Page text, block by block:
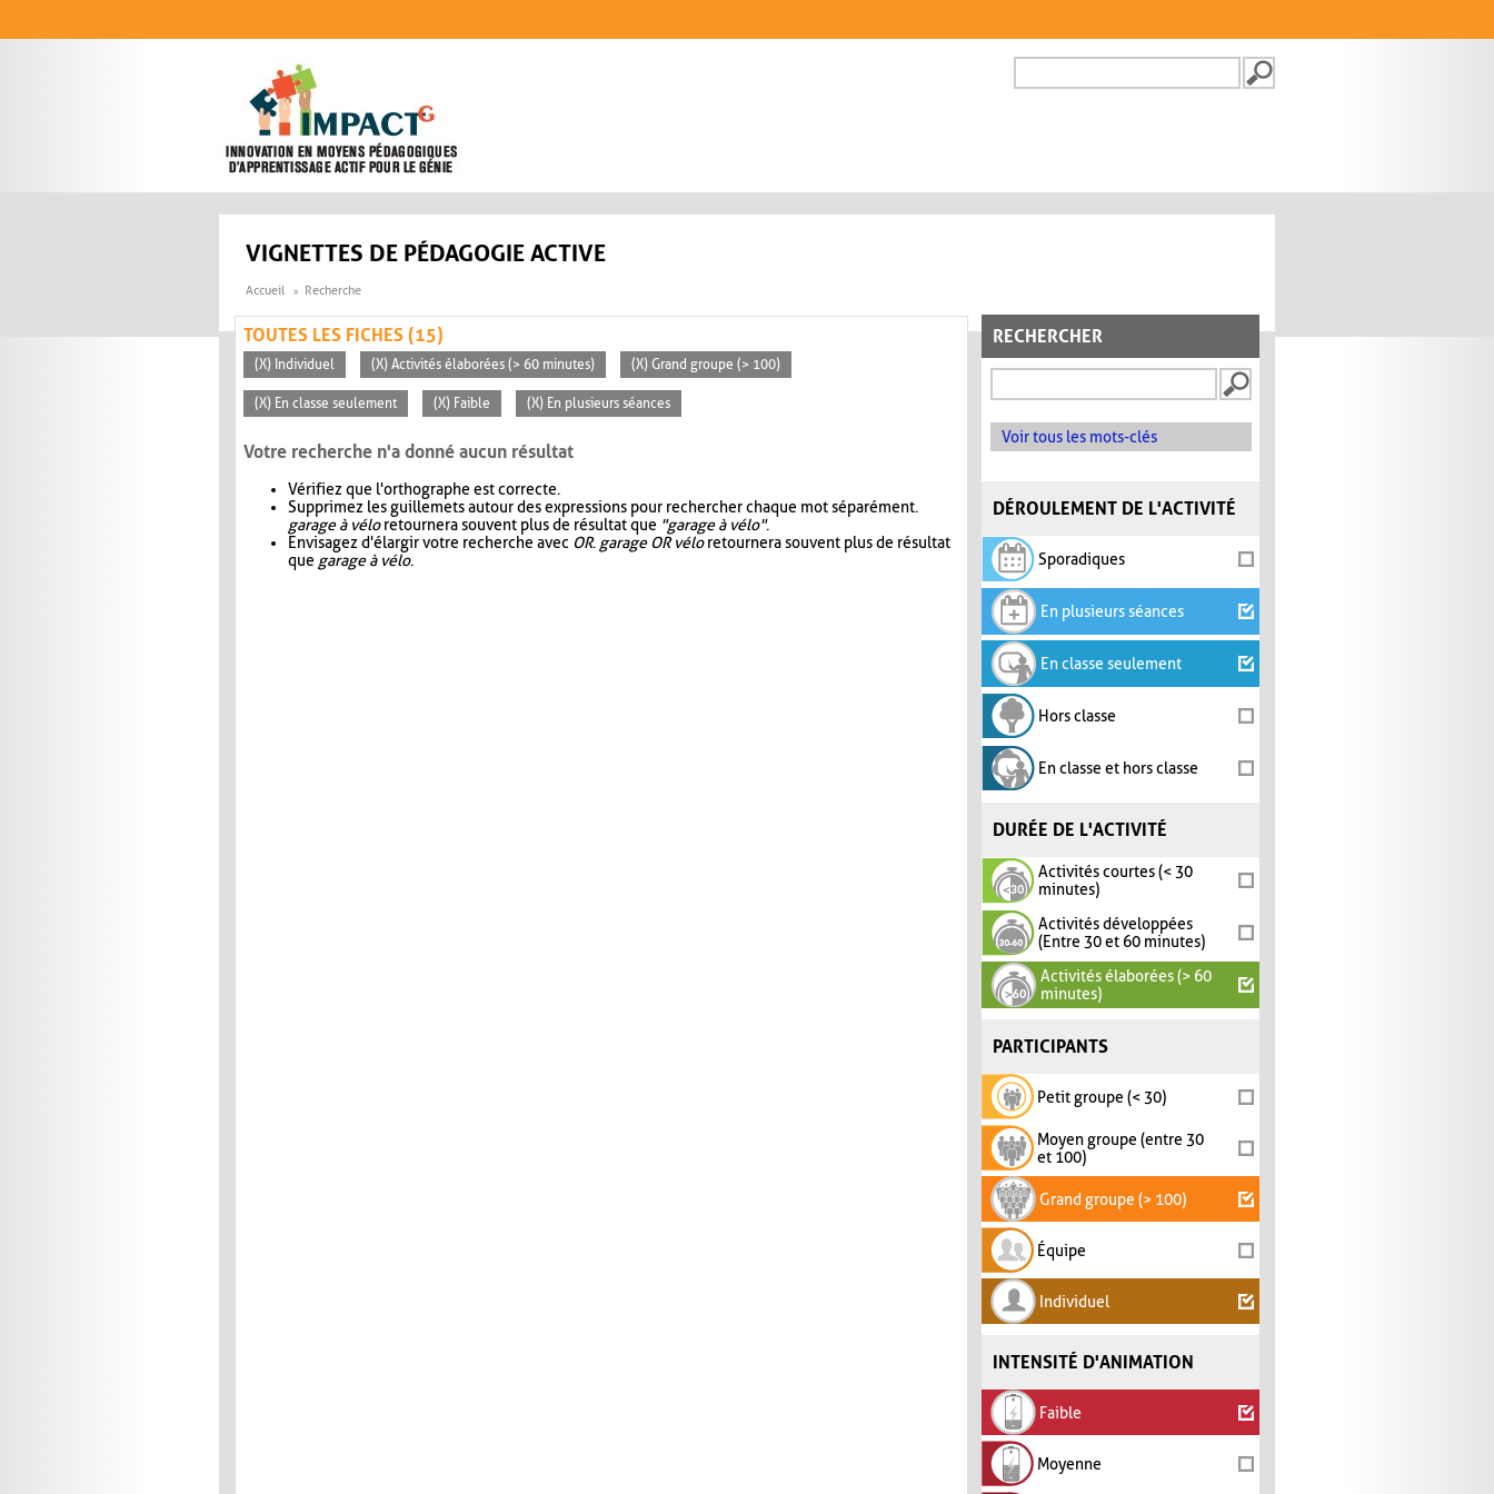
FORMULAIRE DE
VIGNETTES DE PÉDAGOGIE ACTIVE
Accueil Recherche
RECHERCHER
Voir tous les mots-clés
DÉROULEMENT DE L'ACTIVITÉ
Sporadiques
En plusieurs séances
En classe seulement
Hors classe
En classe et hors classe
DURÉE DE L'ACTIVITÉ
Activités courtes (< 30
minutes)
Activités développées
(Entre 30 et 60 minutes)
Activités élaborées (> 60
minutes)
PARTICIPANTS
Petit groupe (< 30)
Moyen groupe (entre 30
et 100)
Grand groupe (> 100)
Équipe
Individuel
INTENSITÉ D'ANIMATION
Faible
Moyenne
TOUTES LES FICHES (15)
(X) Individuel (X) Activités élaborées (> 60 minutes) (X) Grand groupe (> 100)
(X) En classe seulement (X) Faible (X) En plusieurs séances
Votre recherche n'a donné aucun résultat
Vérifiez que l'orthographe est correcte.
Supprimez les guillemets autour des expressions pour rechercher chaque mot séparément.
garage à véloretournera souvent plus de résultat que "garage à vélo".
Envisagez d'élargir votre recherche avec OR. garage OR véloretournera souvent plus de résultat
que garage à vélo.